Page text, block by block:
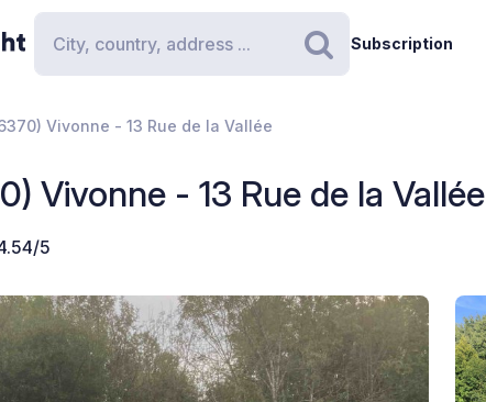
Search
Subscription
Vivonne - 13 Rue de la Vallée
Vivonne - 13 Rue de la Vallée
5